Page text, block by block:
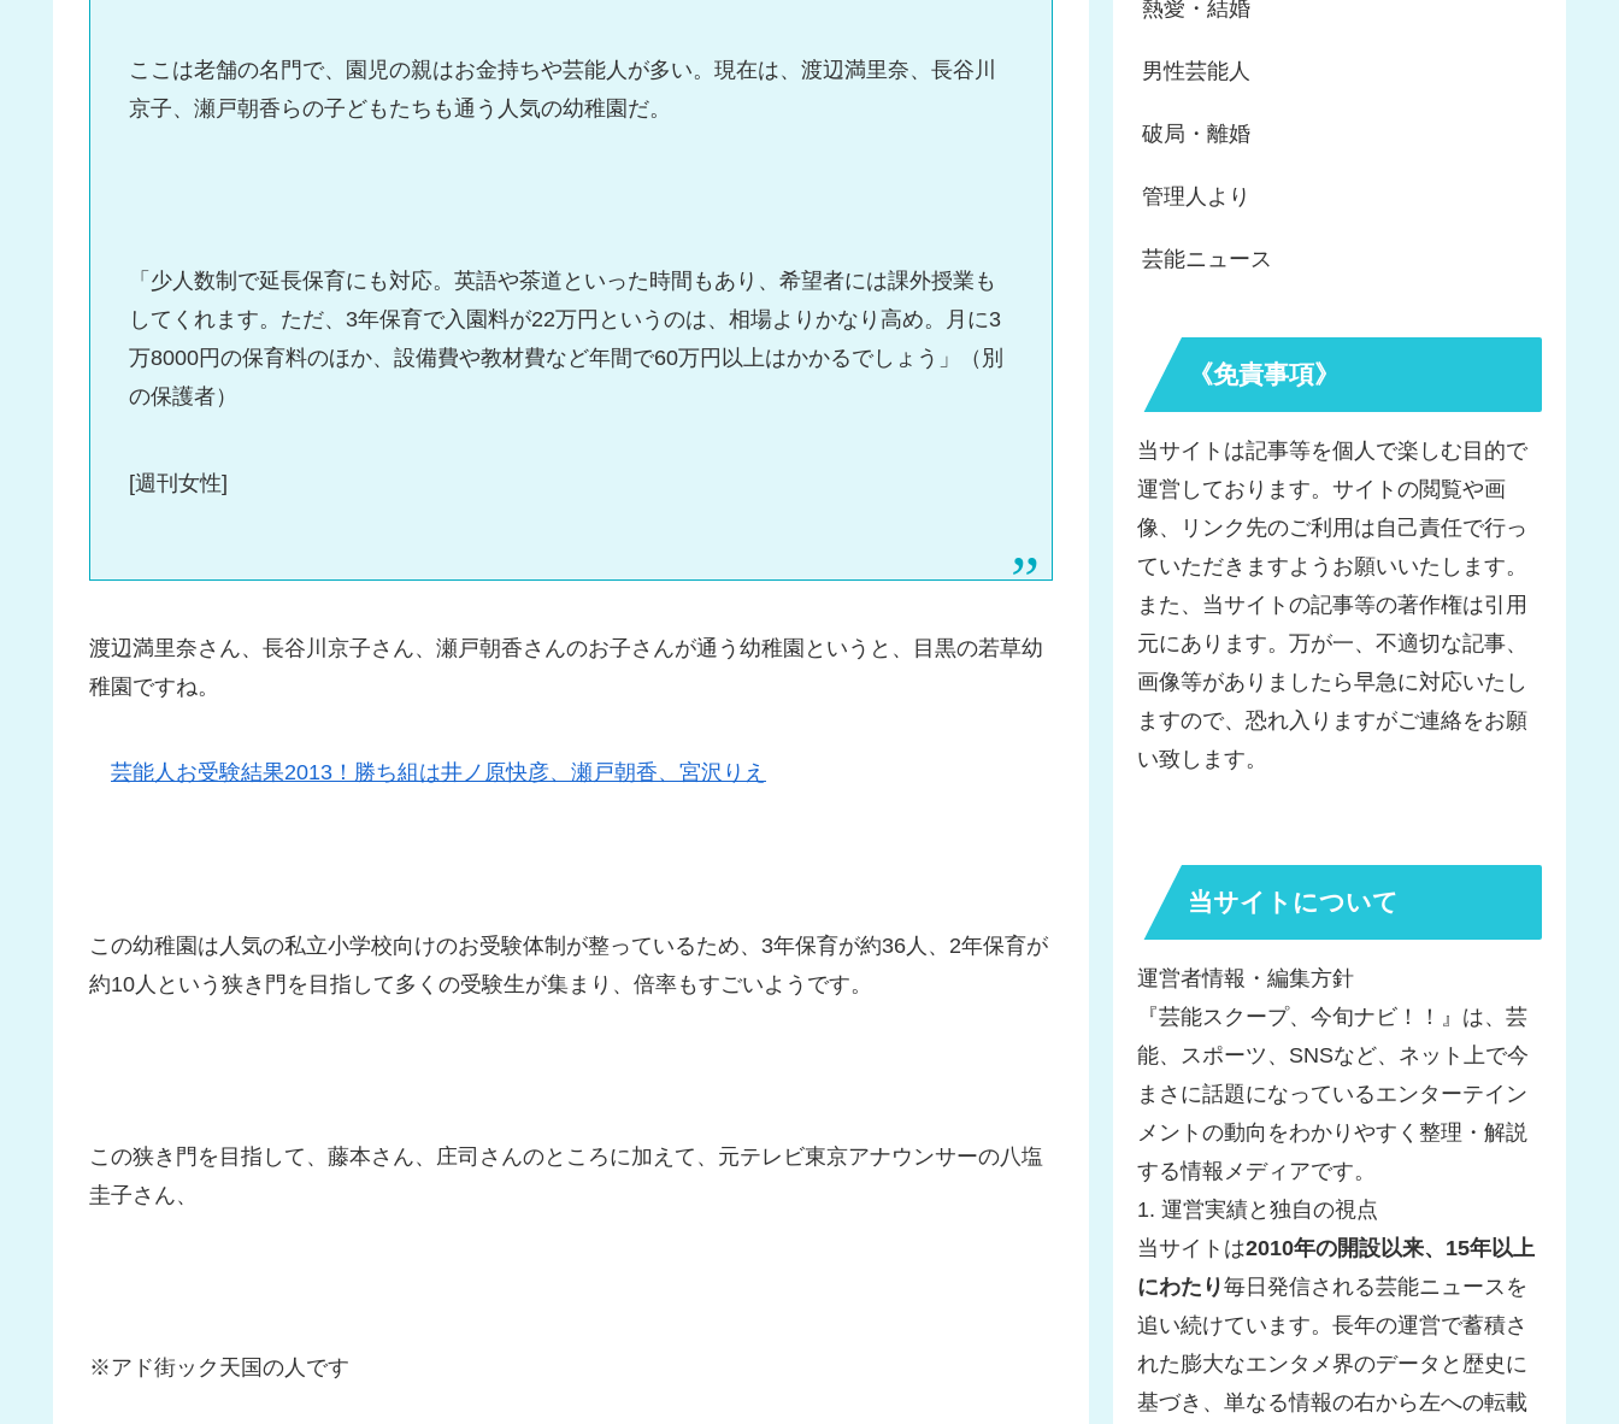
ここは老舗の名門で、園児の親はお金持ちや芸能人が多い。現在は、渡辺満里奈、長谷川
京子、瀬戸朝香らの子どもたちも通う人気の幼稚園だ。
「少人数制で延長保育にも対応。英語や茶道といった時間もあり、希望者には課外授業も
してくれます。ただ、3年保育で入園料が22万円というのは、相場よりかなり高め。月に3
万8000円の保育料のほか、設備費や教材費など年間で60万円以上はかかるでしょう」（別
の保護者）
[週刊女性]
渡辺満里奈さん、長谷川京子さん、瀬戸朝香さんのお子さんが通う幼稚園というと、目黒の若草幼
稚園ですね。
芸能人お受験結果2013！勝ち組は井ノ原快彦、瀬戸朝香、宮沢りえ
この幼稚園は人気の私立小学校向けのお受験体制が整っているため、3年保育が約36人、2年保育が
約10人という狭き門を目指して多くの受験生が集まり、倍率もすごいようです。
この狭き門を目指して、藤本さん、庄司さんのところに加えて、元テレビ東京アナウンサーの八塩
圭子さん、
※アド街ック天国の人です
熱愛・結婚
男性芸能人
破局・離婚
管理人より
芸能ニュース
《免責事項》
当サイトは記事等を個人で楽しむ目的で
運営しております。サイトの閲覧や画
像、リンク先のご利用は自己責任で行っ
ていただきますようお願いいたします。
また、当サイトの記事等の著作権は引用
元にあります。万が一、不適切な記事、
画像等がありましたら早急に対応いたし
ますので、恐れ入りますがご連絡をお願
い致します。
当サイトについて
運営者情報・編集方針
『芸能スクープ、今旬ナビ！！』は、芸
能、スポーツ、SNSなど、ネット上で今
まさに話題になっているエンターテイン
メントの動向をわかりやすく整理・解説
する情報メディアです。
1. 運営実績と独自の視点
当サイトは2010年の開設以来、15年以上
にわたり毎日発信される芸能ニュースを
追い続けています。長年の運営で蓄積さ
れた膨大なエンタメ界のデータと歴史に
基づき、単なる情報の右から左への転載